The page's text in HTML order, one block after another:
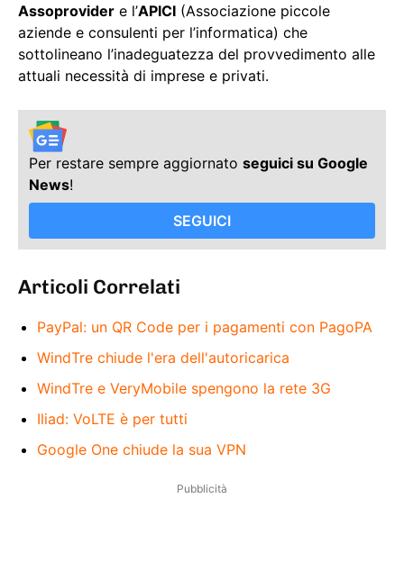
Assoprovider e l’APICI (Associazione piccole
aziende e consulenti per l’informatica) che
sottolineano l’inadeguatezza del provvedimento alle
attuali necessità di imprese e privati.
Per restare sempre aggiornato seguici su Google
News!
SEGUICI
Articoli Correlati
PayPal: un QR Code per i pagamenti con PagoPA
WindTre chiude l'era dell'autoricarica
WindTre e VeryMobile spengono la rete 3G
Iliad: VoLTE è per tutti
Google One chiude la sua VPN
Pubblicità